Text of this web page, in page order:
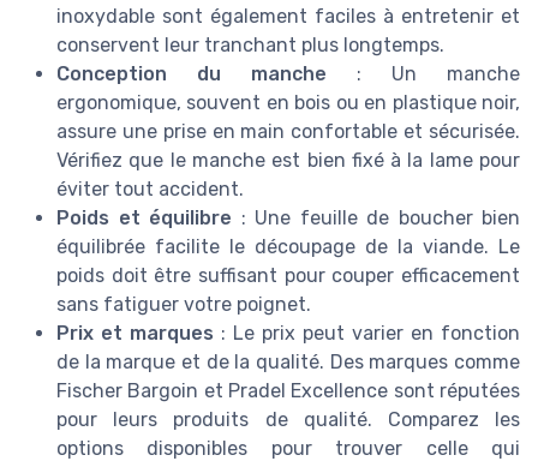
inoxydable sont également faciles à entretenir et
conservent leur tranchant plus longtemps.
Conception du manche : Un manche
ergonomique, souvent en bois ou en plastique noir,
assure une prise en main confortable et sécurisée.
Vérifiez que le manche est bien fixé à la lame pour
éviter tout accident.
Poids et équilibre : Une feuille de boucher bien
équilibrée facilite le découpage de la viande. Le
poids doit être suffisant pour couper efficacement
sans fatiguer votre poignet.
Prix et marques : Le prix peut varier en fonction
de la marque et de la qualité. Des marques comme
Fischer Bargoin et Pradel Excellence sont réputées
pour leurs produits de qualité. Comparez les
options disponibles pour trouver celle qui